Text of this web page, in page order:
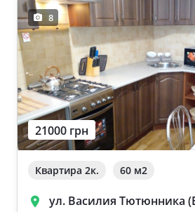
8
21000 грн
Квартира 2к. 60 м2
ул. Василия Тютюнника